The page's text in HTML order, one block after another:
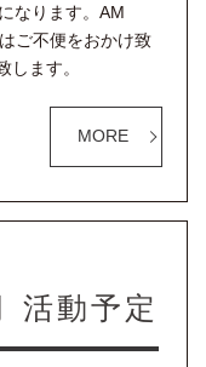
なります。AM
ご不便をおかけ致
します。
MORE
活動予定